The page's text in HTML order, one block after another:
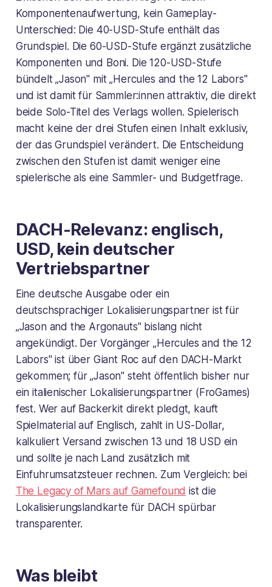
Komponentenaufwertung, kein Gameplay-
Unterschied: Die 40-USD-Stufe enthält das
Grundspiel. Die 60-USD-Stufe ergänzt zusätzliche
Komponenten und Boni. Die 120-USD-Stufe
bündelt „Jason" mit „Hercules and the 12 Labors"
und ist damit für Sammler:innen attraktiv, die direkt
beide Solo-Titel des Verlags wollen. Spielerisch
macht keine der drei Stufen einen Inhalt exklusiv,
der das Grundspiel verändert. Die Entscheidung
zwischen den Stufen ist damit weniger eine
spielerische als eine Sammler- und Budgetfrage.
DACH-Relevanz: englisch,
USD, kein deutscher
Vertriebspartner
Eine deutsche Ausgabe oder ein
deutschsprachiger Lokalisierungspartner ist für
„Jason and the Argonauts" bislang nicht
angekündigt. Der Vorgänger „Hercules and the 12
Labors" ist über Giant Roc auf den DACH-Markt
gekommen; für „Jason" steht öffentlich bisher nur
ein italienischer Lokalisierungspartner (FroGames)
fest. Wer auf Backerkit direkt pledgt, kauft
Spielmaterial auf Englisch, zahlt in US-Dollar,
kalkuliert Versand zwischen 13 und 18 USD ein
und sollte je nach Land zusätzlich mit
Einfuhrumsatzsteuer rechnen. Zum Vergleich: bei
The Legacy of Mars auf Gamefound ist die
Lokalisierungslandkarte für DACH spürbar
transparenter.
Was bleibt